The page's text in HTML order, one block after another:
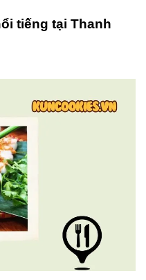
tiếng tại Thanh